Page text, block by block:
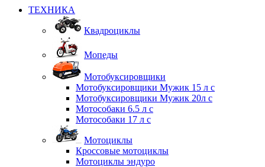
ТЕХНИКА
Квадроциклы
Мопеды
Мотобуксировщики
Мотобуксировщики Мужик 15 л с
Мотобуксировщики Мужик 20л с
Мотособаки 6.5 л с
Мотособаки 17 л с
Мотоциклы
Кроссовые мотоциклы
Мотоциклы эндуро